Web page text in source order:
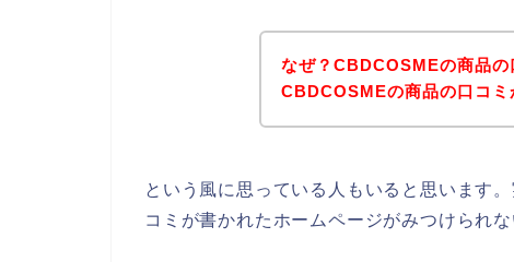
なぜ？CBDCOSMEの商品の
CBDCOSMEの商品の口コミ
という風に思っている人もいると思います
コミが書かれたホームページがみつけられ